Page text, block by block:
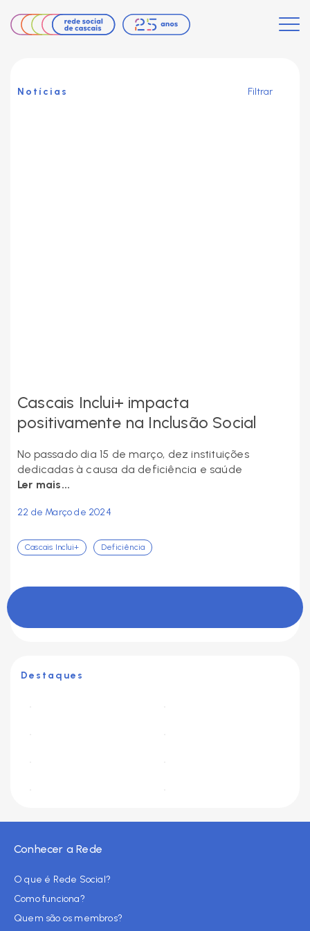
Notícias Filtrar
Cascais Inclui+ impacta
positivamente na Inclusão Social
No passado dia 15 de março, dez instituições
dedicadas à causa da deficiência e saúde
Ler mais...
22 de Março de 2024
Cascais Inclui+ Deficiência
Destaques
Conhecer a Rede
O que é Rede Social?
Como funciona?
Quem são os membros?